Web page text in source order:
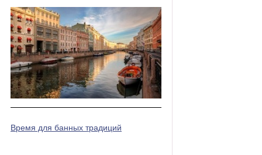
Время для банных традиций